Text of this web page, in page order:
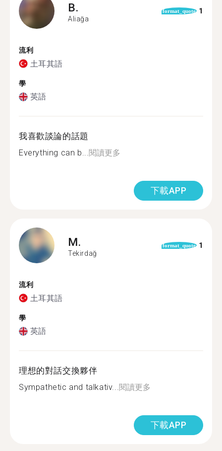
B.
Aliağa
format_quote 1
流利
土耳其語
學
英語
我喜歡談論的話題
Everything can b...閱讀更多
下載APP
M.
Tekirdağ
format_quote 1
流利
土耳其語
學
英語
理想的對話交換夥伴
Sympathetic and talkativ...閱讀更多
下載APP